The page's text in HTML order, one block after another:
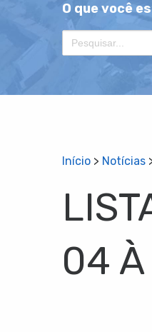
O que você
Search
for:
Início > Notícias
04 À